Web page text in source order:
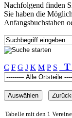
Nachfolgend finden
Sie haben die
Anfangsbuchstaben
C F G J K M P S T
Tabelle mit den 1